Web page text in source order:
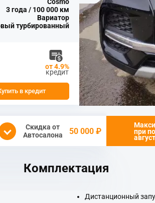
3 года / 100 000 км
Вариатор
турбированный
от 4.9%
кредит
Купить в кредит
Скидка от
Автосалона
50 000 ₽
при
Комплектация
Дистанционный